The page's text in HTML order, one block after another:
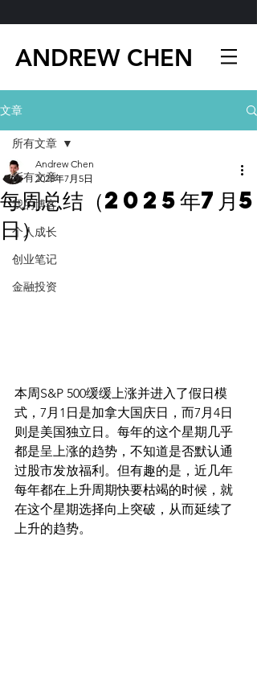
ANDREW CHEN
文章
所有文章
我的博客
个人成长
创业笔记
金融投资
所有文章
每周总结（2025年7月5
日）
Andrew Chen
2025年7月5日
本周S&P 500缓缓上涨并进入了假日模
式，7月1日是加拿大国庆日，而7月4日
则是美国独立日。每年的这个星期几乎
都是呈上涨的趋势，不知道是否默认通
过股市发放福利。但有趣的是，近几年
每年都在上升周期快要枯竭的时候，就
在这个星期选择向上突破，从而延续了
上升的趋势。